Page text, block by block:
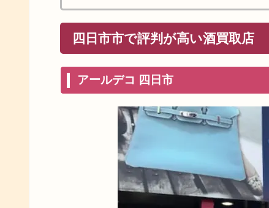
四日市市で評判が高い酒買取店
アールデコ 四日市